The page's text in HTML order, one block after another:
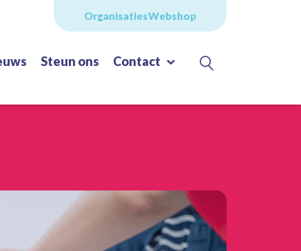
OrganisatiesWebshop
Steun ons Contact